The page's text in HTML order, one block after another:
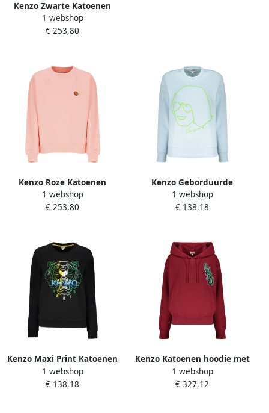
Kenzo Zwarte Katoenen
Sweatshirt met
Bloemenborduursel Black
1 webshop
€ 253,80
Kenzo Roze Katoenen
Sweatshirt met
Bloemenborduursel Pink
1 webshop
€ 253,80
Kenzo Geborduurde
katoenen sweatshirt Blue
Dames
1 webshop
€ 138,18
Kenzo Maxi Print Katoenen
Sweatshirt Black Dames
1 webshop
€ 138,18
Kenzo Katoenen hoodie met
verstelbare capuchon en
zakken Red Dames
1 webshop
€ 327,12